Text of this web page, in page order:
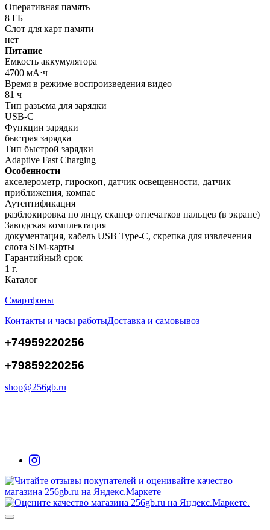
Оперативная память
8 ГБ
Слот для карт памяти
нет
Питание
Емкость аккумулятора
4700 мА⋅ч
Время в режиме воспроизведения видео
81 ч
Тип разъема для зарядки
USB-C
Функции зарядки
быстрая зарядка
Тип быстрой зарядки
Adaptive Fast Charging
Особенности
акселерометр, гироскоп, датчик освещенности, датчик
приближения, компас
Аутентификация
разблокировка по лицу, сканер отпечатков пальцев (в экране)
Заводская комплектация
документация, кабель USB Type-C, скрепка для извлечения
слота SIM-карты
Гарантийный срок
1 г.
Каталог
Смартфоны
Контакты и часы работыДоставка и самовывоз
+74959220256
+79859220256
shop@256gb.ru